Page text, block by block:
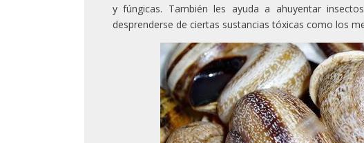
y fúngicas. También les ayuda a ahuyentar
desprenderse de ciertas sustancias tóxicas como los